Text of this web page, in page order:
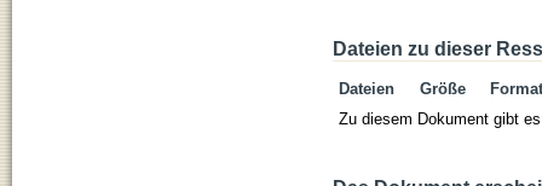
Dateien zu dieser
Dateien Größe
Format
Zu diesem Dokument gibt